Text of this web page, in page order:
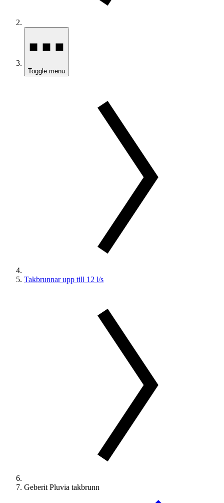
Toggle menu
Takbrunnar upp till 12 l/s
Geberit Pluvia takbrunn